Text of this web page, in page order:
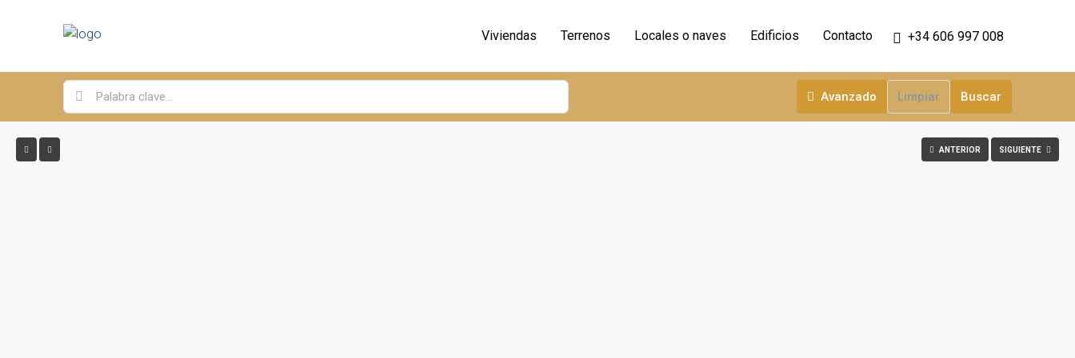
Viviendas Terrenos Locales o naves Edificios Contacto +34 606 997 008
Avanzado Limpiar Buscar
ANTERIOR SIGUIENTE